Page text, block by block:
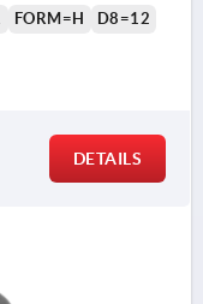
FORM=H
D8=12
DETAILS